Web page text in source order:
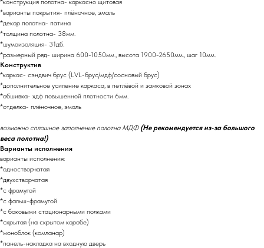
*конструкция полотна- каркасно щитовая
*варианты покрытия- плёночное, эмаль
*декор полотна- патина
*толщина полотна- 38мм.
*шумоизоляция- 31дб.
*размерный ряд- ширина 600-1050мм., высота 1900-2650мм., шаг 10мм.
Конструктив
*каркас- сэндвич брус (LVL-брус/мдф/сосновый брус)
*дополнительное усиление каркаса, в петлёвой и замковой зонах
*обшивка- хдф повышенной плотности 6мм.
*отделка- плёночное, эмаль
возможно сплошное заполнение полотна МДФ (Не рекомендуется из-за большого
веса полотна!)
Варианты исполнения
варианты исполнения:
*одностворчатая
*двухстворчатая
*с фрамугой
*с фальш-фрамугой
*с боковыми стационарными полками
*скрытая (на скрытом коробе)
*моноблок (комланар)
*панель-накладка на входную дверь